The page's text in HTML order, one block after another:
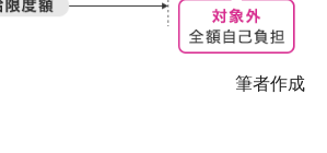
筆者作成